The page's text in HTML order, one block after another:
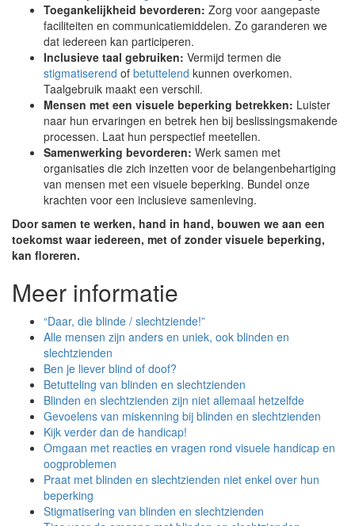
Toegankelijkheid bevorderen: Zorg voor aangepaste
faciliteiten en communicatiemiddelen. Zo garanderen we
dat iedereen kan participeren.
Inclusieve taal gebruiken: Vermijd termen die
stigmatiserend of betuttelend kunnen overkomen.
Taalgebruik maakt een verschil.
Mensen met een visuele beperking betrekken: Luister
naar hun ervaringen en betrek hen bij beslissingsmakende
processen. Laat hun perspectief meetellen.
Samenwerking bevorderen: Werk samen met
organisaties die zich inzetten voor de belangenbehartiging
van mensen met een visuele beperking. Bundel onze
krachten voor een inclusieve samenleving.
Door samen te werken, hand in hand, bouwen we aan een
toekomst waar iedereen, met of zonder visuele beperking,
kan floreren.
Meer informatie
“Daar, die blinde / slechtziende!”
Alle mensen zijn anders en uniek, ook blinden en
slechtzienden
Ben je liever blind of doof?
Betutteling van blinden en slechtzienden
Blinden en slechtzienden zijn niet allemaal hetzelfde
Gevoelens van miskenning bij blinden en slechtzienden
Kijk verder dan de handicap!
Omgaan met reacties en vragen rond visuele handicap en
oogproblemen
Praat met blinden en slechtzienden niet enkel over hun
beperking
Stigmatisering van blinden en slechtzienden